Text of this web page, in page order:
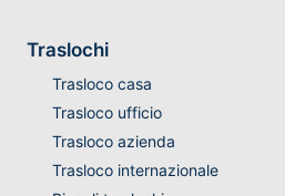
Traslochi
Trasloco casa
Trasloco ufficio
Trasloco azienda
Trasloco internazionale